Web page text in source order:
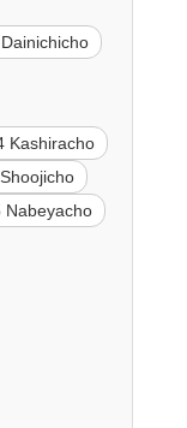
Kashiracho
Nabeyacho